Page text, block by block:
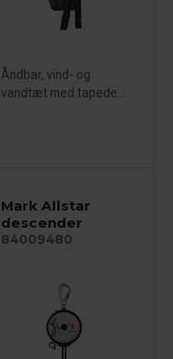
Åndbar, vind- og
vandtæt med tapede...
Mark Allstar
descender
84009480